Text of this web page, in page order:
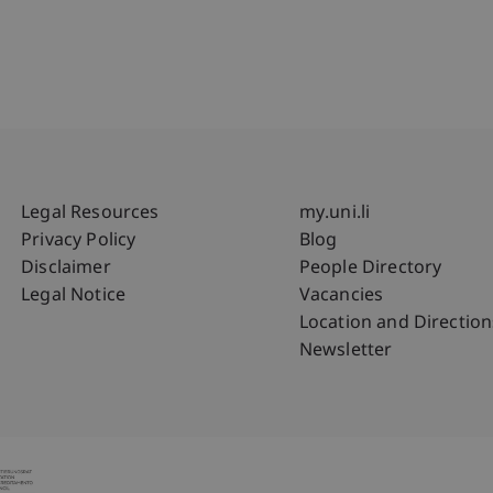
Fußzeile Rechtliche Hinweise
Legal Resources
Privacy Policy
Disclaimer
Legal Notice
Fußzeile
my.uni.li
Blog
People Directory
Vacancies
Location and
Newsletter